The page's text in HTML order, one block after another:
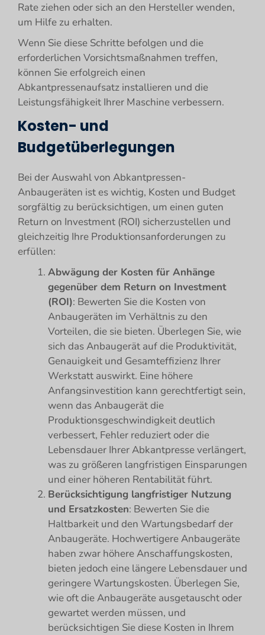
Rate ziehen oder sich an den Hersteller wenden,
um Hilfe zu erhalten.
Wenn Sie diese Schritte befolgen und die
erforderlichen Vorsichtsmaßnahmen treffen,
können Sie erfolgreich einen
Abkantpressenaufsatz installieren und die
Leistungsfähigkeit Ihrer Maschine verbessern.
Kosten- und
Budgetüberlegungen
Bei der Auswahl von Abkantpressen-
Anbaugeräten ist es wichtig, Kosten und Budget
sorgfältig zu berücksichtigen, um einen guten
Return on Investment (ROI) sicherzustellen und
gleichzeitig Ihre Produktionsanforderungen zu
erfüllen:
Abwägung der Kosten für Anhänge
gegenüber dem Return on Investment
(ROI): Bewerten Sie die Kosten von
Anbaugeräten im Verhältnis zu den
Vorteilen, die sie bieten. Überlegen Sie, wie
sich das Anbaugerät auf die Produktivität,
Genauigkeit und Gesamteffizienz Ihrer
Werkstatt auswirkt. Eine höhere
Anfangsinvestition kann gerechtfertigt sein,
wenn das Anbaugerät die
Produktionsgeschwindigkeit deutlich
verbessert, Fehler reduziert oder die
Lebensdauer Ihrer Abkantpresse verlängert,
was zu größeren langfristigen Einsparungen
und einer höheren Rentabilität führt.
Berücksichtigung langfristiger Nutzung
und Ersatzkosten: Bewerten Sie die
Haltbarkeit und den Wartungsbedarf der
Anbaugeräte. Hochwertigere Anbaugeräte
haben zwar höhere Anschaffungskosten,
bieten jedoch eine längere Lebensdauer und
geringere Wartungskosten. Überlegen Sie,
wie oft die Anbaugeräte ausgetauscht oder
gewartet werden müssen, und
berücksichtigen Sie diese Kosten in Ihrem